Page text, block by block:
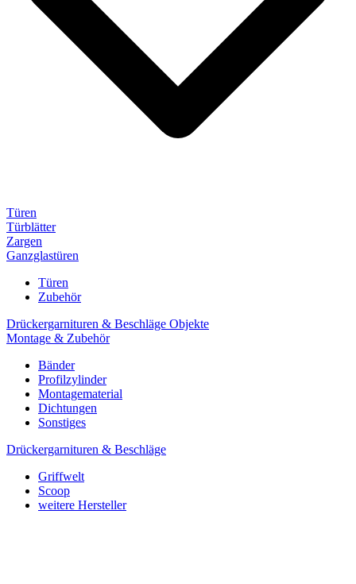
Türen
Türblätter
Zargen
Ganzglastüren
Türen
Zubehör
Drückergarnituren & Beschläge Objekte
Montage & Zubehör
Bänder
Profilzylinder
Montagematerial
Dichtungen
Sonstiges
Drückergarnituren & Beschläge
Griffwelt
Scoop
weitere Hersteller